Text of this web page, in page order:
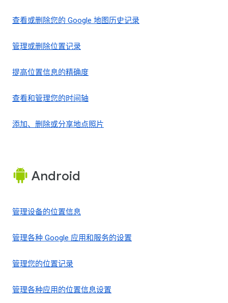
查看或删除您的 Google 地图历史记录
管理或删除位置记录
提高位置信息的精确度
查看和管理您的时间轴
添加、删除或分享地点照片
Android
管理设备的位置信息
管理各种 Google 应用和服务的设置
管理您的位置记录
管理各种应用的位置信息设置